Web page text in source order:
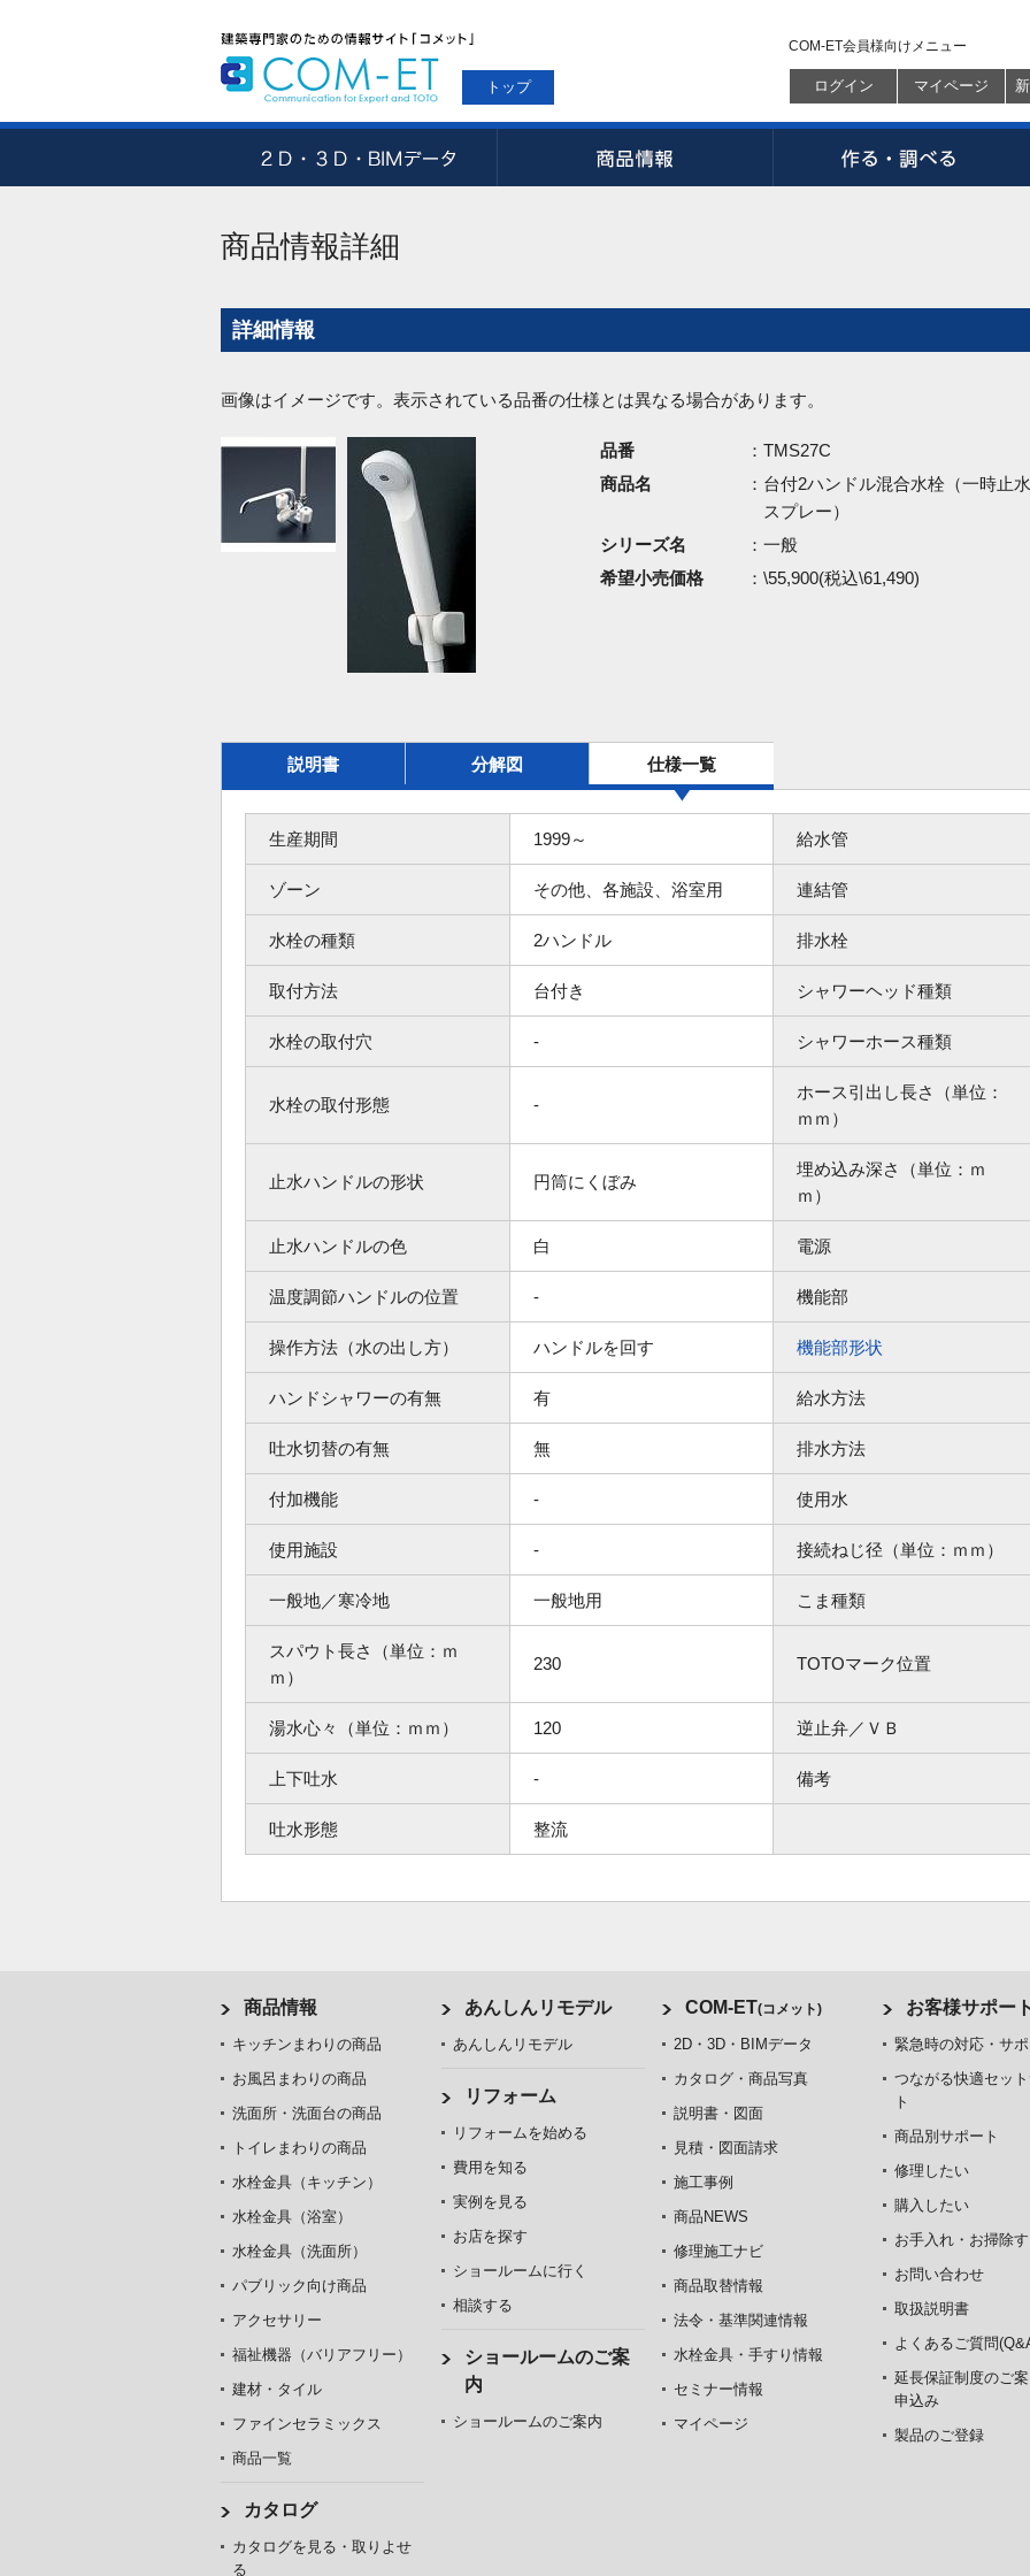
トップ
COM-ET会員様向けメニュー
ログイン マイページ
商品情報詳細
詳細情報
画像はイメージです。表示されている品番の仕様とは異なる場合があります。
品番
：TMS27C
商品名
：台付2ハンドル混合水栓（一時止水
スプレー）
シリーズ名
：一般
希望小売価格
：\55,900(税込\61,490)
説明書 分解図 仕様一覧
生産期間 1999～ 給水管
ゾーン その他、各施設、浴室用 連結管
水栓の種類 2ハンドル 排水栓
取付方法 台付き シャワーヘッド種類
水栓の取付穴 - シャワーホース種類
水栓の取付形態 -
ホース引出し長さ（単位：
ｍｍ）
止水ハンドルの形状 円筒にくぼみ
埋め込み深さ（単位：ｍ
ｍ）
止水ハンドルの色 白 電源
温度調節ハンドルの位置 - 機能部
操作方法（水の出し方） ハンドルを回す 機能部形状
ハンドシャワーの有無 有 給水方法
吐水切替の有無 無 排水方法
付加機能 - 使用水
使用施設 - 接続ねじ径（単位：ｍｍ）
一般地／寒冷地 一般地用 こま種類
スパウト長さ（単位：ｍ
ｍ）
230 TOTOマーク位置
湯水心々（単位：ｍｍ） 120 逆止弁／ＶＢ
上下吐水 - 備考
吐水形態 整流
商品情報
キッチンまわりの商品
お風呂まわりの商品
洗面所・洗面台の商品
トイレまわりの商品
水栓金具（キッチン）
水栓金具（浴室）
水栓金具（洗面所）
パブリック向け商品
アクセサリー
福祉機器（バリアフリー）
建材・タイル
ファインセラミックス
商品一覧
カタログ
カタログを見る・取りよせ
る
あんしんリモデル
あんしんリモデル
リフォーム
リフォームを始める
費用を知る
実例を見る
お店を探す
ショールームに行く
相談する
ショールームのご案
内
ショールームのご案内
COM-ET(コメット)
2D・3D・BIMデータ
カタログ・商品写真
説明書・図面
見積・図面請求
施工事例
商品NEWS
修理施工ナビ
商品取替情報
法令・基準関連情報
水栓金具・手すり情報
セミナー情報
マイページ
お客様サポート
緊急時の対応・サポ
つながる快適セッ
ト
商品別サポート
修理したい
購入したい
お手入れ・お掃除
お問い合わせ
取扱説明書
よくあるご質問
延長保証制度のご
申込み
製品のご登録